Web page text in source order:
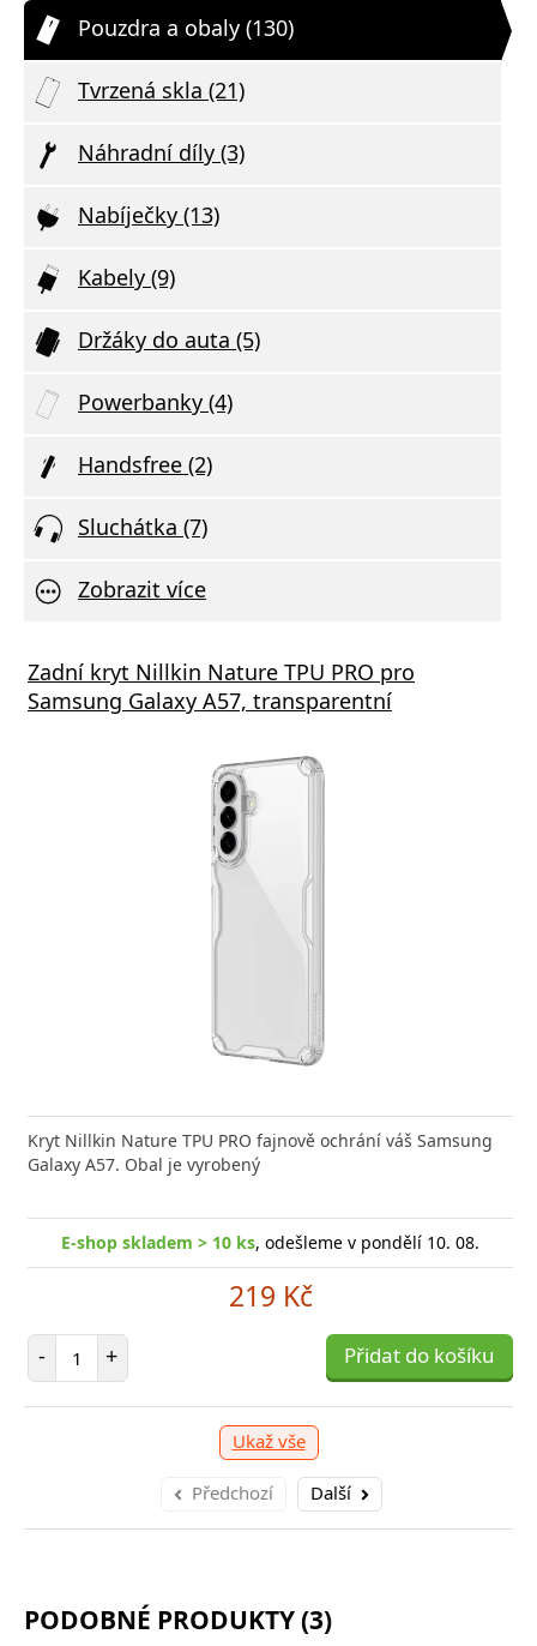
Pouzdra a obaly (130)
Tvrzená skla (21)
Náhradní díly (3)
Nabíječky (13)
Kabely (9)
Držáky do auta (5)
Powerbanky (4)
Handsfree (2)
Sluchátka (7)
Zobrazit více
Zadní kryt Nillkin Nature TPU PRO pro
Samsung Galaxy A57, transparentní
Kryt Nillkin Nature TPU PRO fajnově ochrání váš Samsung
Galaxy A57. Obal je vyrobený
E-shop skladem > 10 ks, odešleme v pondělí 10. 08.
219 Kč
- Počet položek
+ Přidat do košíku
Ukaž vše
Předchozí Další
PODOBNÉ PRODUKTY (3)